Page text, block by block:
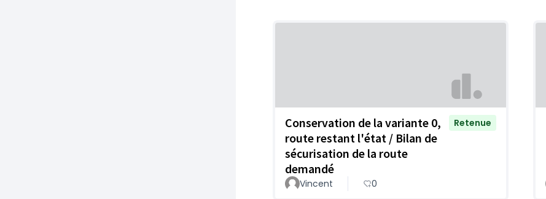
Conservation de la variante 0,
route restant l'état / Bilan de
sécurisation de la route
demandé
Retenue
Vincent 0